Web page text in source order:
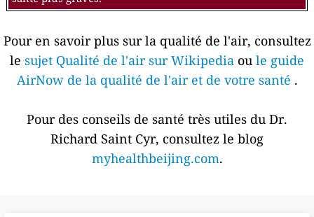
Pour en savoir plus sur la qualité de l'air, consultez
le sujet Qualité de l'air sur Wikipedia ou le guide
AirNow de la qualité de l'air et de votre santé .
Pour des conseils de santé très utiles du Dr.
Richard Saint Cyr, consultez le blog
myhealthbeijing.com.